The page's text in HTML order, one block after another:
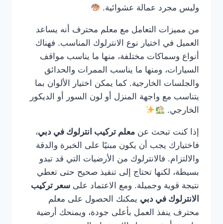
وليس مجرد عمالة عشوائية.
من مميزات التعامل مع معلم محترف أنه يساعد
العميل في اختيار نوع الانترلوك المناسب. فهناك
أنواع وسماكات مختلفة، منها ما يناسب مواقف
السيارات، ومنها ما يناسب الممرات والحدائق
والجلسات الخارجية. كما يمكن اختيار الألوان بما
يتناسب مع واجهة المنزل أو لون السور أو الديكور
الخارجي.
إذا كنت تبحث عن معلم تركيب انترلوك في دبي،
فاختيارك يجب أن يكون مبنيًا على الخبرة والدقة
والالتزام. فالانترلوك من الأرضيات التي قد تبدو
بسيطة، لكنها تحتاج إلى تنفيذ صحيح حتى تعطي
نتيجة قوية وجميلة. ومع الاعتماد على سعر تركيب
الانترلوك في دبي يمكنك الحصول على معلم
محترف ينفذ العمل بأعلى جودة، ويمنحك أرضية